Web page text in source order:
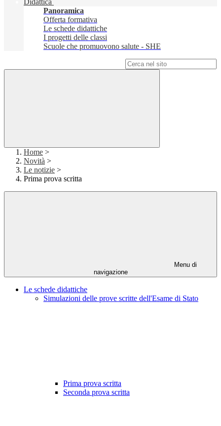
Didattica
Panoramica
Offerta formativa
Le schede didattiche
I progetti delle classi
Scuole che promuovono salute - SHE
Home >
Novità >
Le notizie >
Prima prova scritta
Menu di
navigazione
Le schede didattiche
Simulazioni delle prove scritte dell'Esame di Stato
Prima prova scritta
Seconda prova scritta